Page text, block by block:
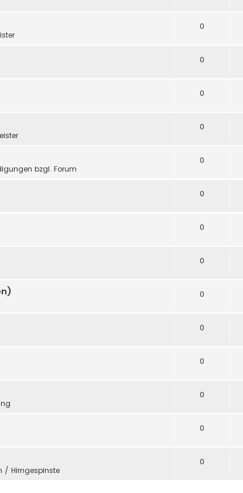
0
0
0
0
bzgl. Forum
0
0
0
0
0
0
0
0
0
/ Hirngespinste
0